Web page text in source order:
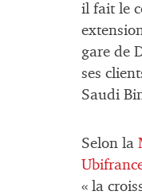
il fait le
gare de
ses
Saudi
Selon la
« la